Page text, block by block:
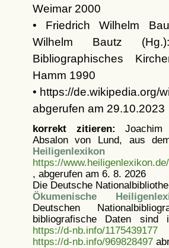
Weimar 2000
• Friedrich Wilhelm
Wilhelm Bautz
Bibliographisches
Hamm 1990
• https://de.wikipedia.org/
abgerufen am 29.10.2023
korrekt zitieren: Joachim
Absalon von Lund, aus
Heiligenlexikon
https://
, abgerufen am 6. 8. 2026
Die Deutsche
Ökumenische
Deutschen
bibliografische Daten sind
https://d-nb.info/1175439177
https://d-nb.info/969828497